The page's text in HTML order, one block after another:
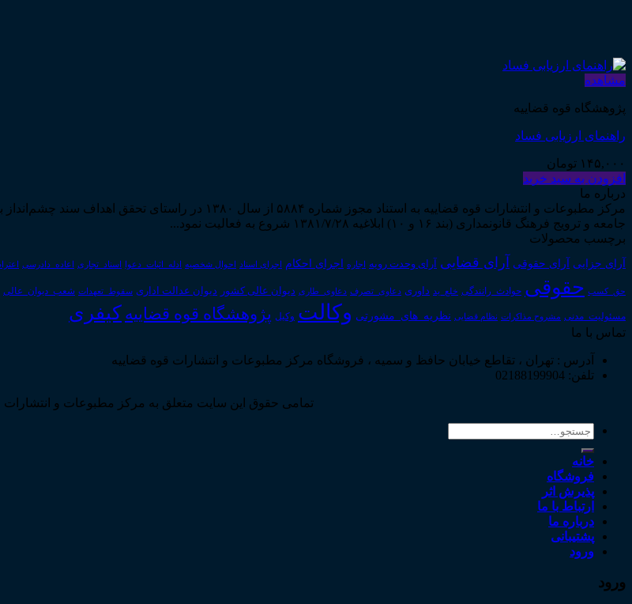
مشاهده
پژوهشگاه قوه قضاییه
راهنمای ارزیابی فساد
۱۴۵,۰۰۰ تومان
افزودن به سبد خرید
درباره ما
مرکز مطبوعات و انتشارات قوه قضاییه به استناد مجوز شماره
جامعه و ترویج فرهنگ قانونمداری (بند ۱۶ و ۱۰) ابلاغیه ۱۳۸۱/۷/۲۸ شروع به فعالیت نمود...
برچسب محصولات
آرای جزایی آرای حقوقی آرای قضایی آرای وحدت رویه اجاره اجرای احکام اجرای اسناد احوال شخصیه ادله_اثبات_دعوا اسناد_تجاری اعاده_دادرسی
حق_کسب حقوقی حوادث_رانندگی خلع_ید داوری دعاوی_تصرف دعاوی_طاری دیوان عالی کشور دیوان عدالت اداری سقوط_تعهدات شعب_دیوان_عالی
مسئولیت_مدنی مشروح مذاکرات نظام قضایی نظریه_های_مشورتی وکالت وکیل پژوهشگاه قوه قضاییه کیفری
تماس با ما
آدرس : تهران ، تقاطع خیابان حافظ و سمیه ، فروشگاه مرکز مطبوعات و انتشارات قوه قضاییه
تلفن: 02188199904
تمامی حقوق این سایت متعلق به مرکز مطبوعات و انتشارات
جستجو
خانه
فروشگاه
پذیرش اثر
ارتباط با ما
درباره ما
پشتیبانی
ورود
ورود